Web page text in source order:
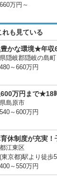
万円～
れも見ている
豊かな環境★年
隠岐郡隠岐の島町
～660万円
600万円まで
島原市
～600万円
休制度が充実
江東区
東京都)駅より徒歩
～550万円